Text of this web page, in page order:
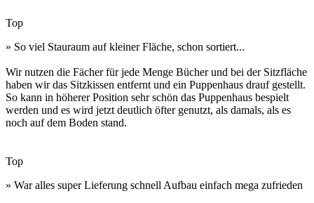
Top
» So viel Stauraum auf kleiner Fläche, schon sortiert...
Wir nutzen die Fächer für jede Menge Bücher und bei der Sitzfläche
haben wir das Sitzkissen entfernt und ein Puppenhaus drauf gestellt.
So kann in höherer Position sehr schön das Puppenhaus bespielt
werden und es wird jetzt deutlich öfter genutzt, als damals, als es
noch auf dem Boden stand.
Top
» War alles super Lieferung schnell Aufbau einfach mega zufrieden